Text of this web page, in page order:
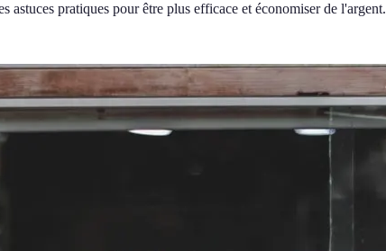
astuces pratiques pour être plus efficace et économiser de l'argent.